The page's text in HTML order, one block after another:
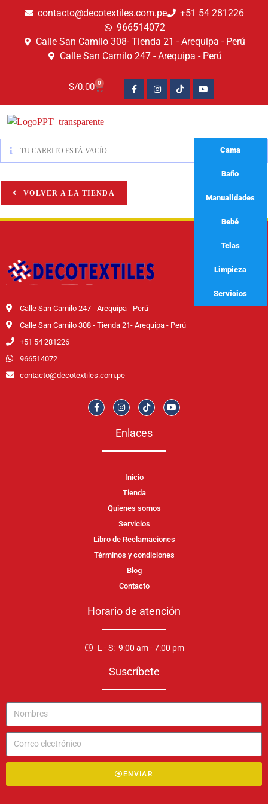
contacto@decotextiles.com.pe
+51 54 281226
966514072
Calle San Camilo 308- Tienda 21 - Arequipa - Perú
Calle San Camilo 247 - Arequipa - Perú​
S/0.00 0
Cama
Baño
Manualidades
Bebé
Telas
Limpieza
Servicios
TU CARRITO ESTÁ VACÍO.
VOLVER A LA TIENDA
Calle San Camilo 247 - Arequipa - Perú
Calle San Camilo 308 - Tienda 21- Arequipa - Perú
+51 54 281226
966514072
contacto@decotextiles.com.pe
Enlaces
Inicio
Tienda
Quienes somos
Servicios
Libro de Reclamaciones
Términos y condiciones
Blog
Contacto
Horario de atención
L - S: 9:00 am - 7:00 pm
Suscríbete
ENVIAR